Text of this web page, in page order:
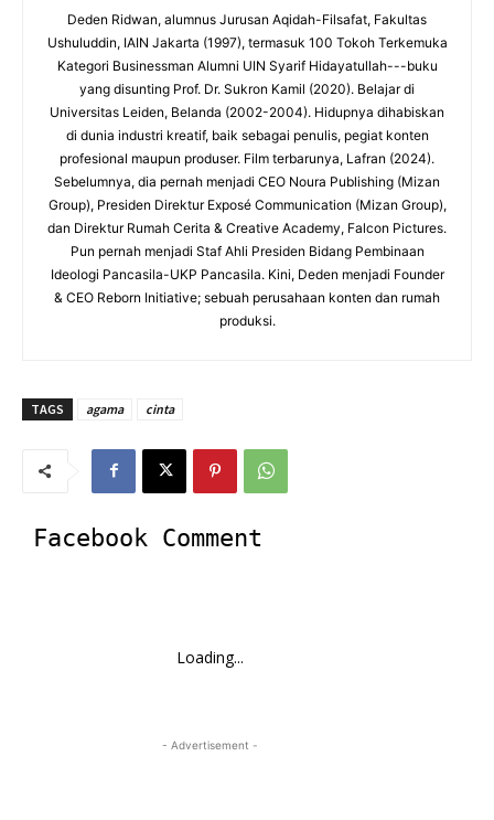
Deden Ridwan, alumnus Jurusan Aqidah-Filsafat, Fakultas
Ushuluddin, IAIN Jakarta (1997), termasuk 100 Tokoh Terkemuka
Kategori Businessman Alumni UIN Syarif Hidayatullah---buku
yang disunting Prof. Dr. Sukron Kamil (2020). Belajar di
Universitas Leiden, Belanda (2002-2004). Hidupnya dihabiskan
di dunia industri kreatif, baik sebagai penulis, pegiat konten
profesional maupun produser. Film terbarunya, Lafran (2024).
Sebelumnya, dia pernah menjadi CEO Noura Publishing (Mizan
Group), Presiden Direktur Exposé Communication (Mizan Group),
dan Direktur Rumah Cerita & Creative Academy, Falcon Pictures.
Pun pernah menjadi Staf Ahli Presiden Bidang Pembinaan
Ideologi Pancasila-UKP Pancasila. Kini, Deden menjadi Founder
& CEO Reborn Initiative; sebuah perusahaan konten dan rumah
produksi.
TAGS agama cinta
Facebook Comment
Loading...
- Advertisement -